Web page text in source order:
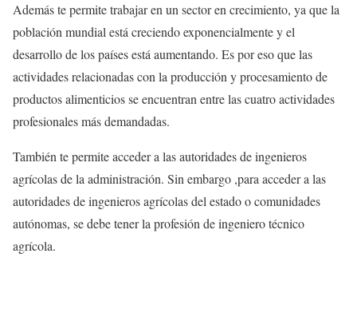
Además te permite trabajar en un sector en crecimiento, ya que la
población mundial está creciendo exponencialmente y el
desarrollo de los países está aumentando. Es por eso que las
actividades relacionadas con la producción y procesamiento de
productos alimenticios se encuentran entre las cuatro actividades
profesionales más demandadas.
También te permite acceder a las autoridades de ingenieros
agrícolas de la administración. Sin embargo ,para acceder a las
autoridades de ingenieros agrícolas del estado o comunidades
autónomas, se debe tener la profesión de ingeniero técnico
agrícola.